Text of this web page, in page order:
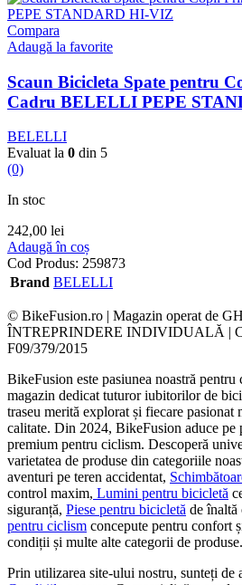
Compara
Adaugă la favorite
Scaun Bicicleta Spate pentru
Cadru BELELLI PEPE
BELELLI
Evaluat la 0 din 5
(0)
In stoc
242,00 lei
Adaugă în coș
Cod Produs: 259873
Brand BELELLI
© BikeFusion.ro | Magazin operat de
ÎNTREPRINDERE INDIVIDUALĂ |
F09/379/2015
BikeFusion este pasiunea noastră
magazin dedicat tuturor iubitorilor de
traseu merită explorat și fiecare pasionat
calitate. Din 2024, BikeFusion aduce pe
premium pentru ciclism. Descoperă
varietatea de produse din categoriile
aventuri pe teren accidentat,
control maxim, Lumini pentru bicicletă
siguranță, Piese pentru bicicletă de înaltă
pentru ciclism concepute pentru confort
condiții și multe alte categorii de produse.
Prin utilizarea site-ului nostru, sunteți de